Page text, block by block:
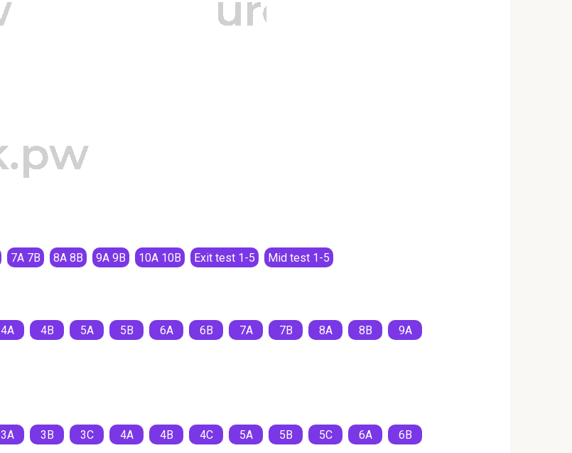
7A 7B 8A 8B 9A 9B 10A 10B Exit test 1-5 Mid test 1-5
4A 4B 5A 5B 6A 6B 7A 7B 8A 8B 9A
3A 3B 3C 4A 4B 4C 5A 5B 5C 6A 6B